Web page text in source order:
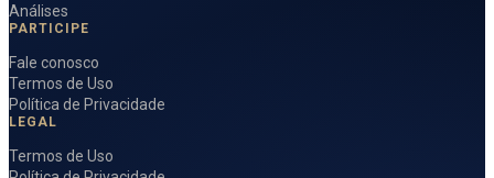
Análises
PARTICIPE
Fale conosco
Termos de Uso
Política de Privacidade
LEGAL
Termos de Uso